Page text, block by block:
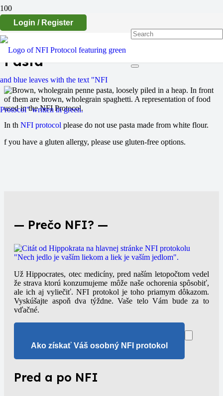
Login / Register
Pasta
In th NFI protocol please do not use pasta made from white flour.
f you have a gluten allergy, please use gluten-free options.
— Prečo NFI? —
Už Hippocrates, otec medicíny, pred naším letopočtom vedel
že strava ktorú konzumujeme môže naše ochorenia spôsobiť,
ale ich aj vyliečiť. NFI protokol je toho priamym dôkazom.
Vyskúšajte aspoň dva týždne. Vaše telo Vám bude za to
vďačné.
Ako získať Váš osobný NFI protokol
Pred a po NFI